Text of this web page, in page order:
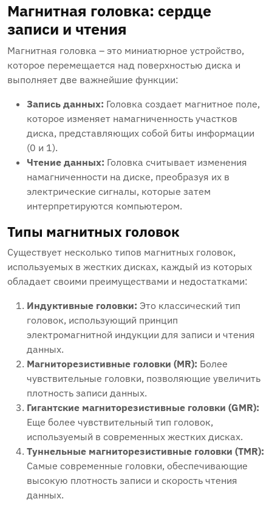
Магнитная головка: сердце
записи и чтения
Магнитная головка – это миниатюрное устройство,
которое перемещается над поверхностью диска и
выполняет две важнейшие функции:
Запись данных: Головка создает магнитное поле,
которое изменяет намагниченность участков
диска, представляющих собой биты информации
(0 и 1).
Чтение данных: Головка считывает изменения
намагниченности на диске, преобразуя их в
электрические сигналы, которые затем
интерпретируются компьютером.
Типы магнитных головок
Существует несколько типов магнитных головок,
используемых в жестких дисках, каждый из которых
обладает своими преимуществами и недостатками:
Индуктивные головки: Это классический тип
головок, использующий принцип
электромагнитной индукции для записи и чтения
данных.
Магниторезистивные головки (MR): Более
чувствительные головки, позволяющие увеличить
плотность записи данных.
Гигантские магниторезистивные головки (GMR):
Еще более чувствительный тип головок,
используемый в современных жестких дисках.
Туннельные магниторезистивные головки (TMR):
Самые современные головки, обеспечивающие
высокую плотность записи и скорость чтения
данных.